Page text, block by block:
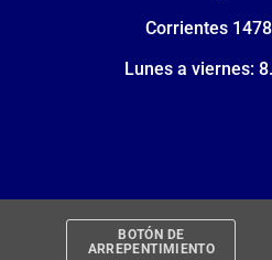
Corrientes
Lunes a viernes:
BOTÓN DE
ARREPENTIMIENTO